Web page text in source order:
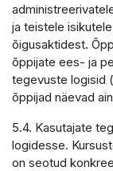
ja teistele
õigusaktidest.
õppijate ees- ja
tegevuste logisid
õppijad näevad
5.4. Kasutajate
logidesse.
on seotud